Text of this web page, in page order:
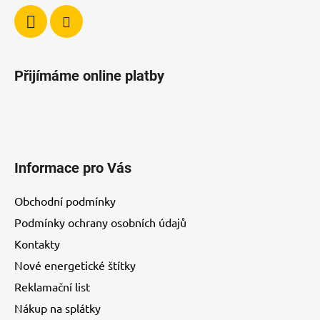
Přijímáme online platby
Informace pro Vás
Obchodní podmínky
Podmínky ochrany osobních údajů
Kontakty
Nové energetické štítky
Reklamační list
Nákup na splátky